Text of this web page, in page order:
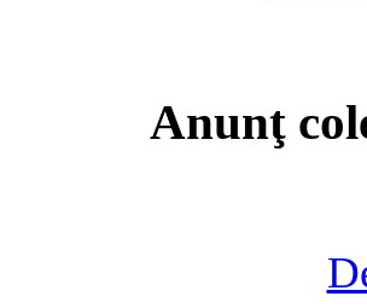
Anunţ